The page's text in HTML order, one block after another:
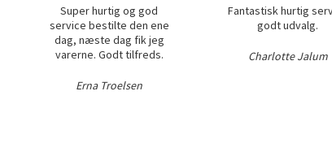
Super hurtig og god
service bestilte den ene
dag, næste dag fik jeg
varerne. Godt tilfreds.
Erna Troelsen
Fantastisk hurtig
godt udvalg.
Charlotte Jalum